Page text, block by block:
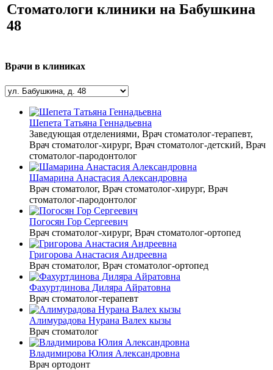
звонок
клиники
Стоматологи клиники на Бабушкина
48
Врачи в клиниках
Шепета Татьяна Геннадьевна
Заведующая отделениями, Врач стоматолог-терапевт,
Врач стоматолог-хирург, Врач стоматолог-детский, Врач
стоматолог-пародонтолог
Шамарина Анастасия Александровна
Врач стоматолог, Врач стоматолог-хирург, Врач
стоматолог-пародонтолог
Погосян Гор Сергеевич
Врач стоматолог-хирург, Врач стоматолог-ортопед
Григорова Анастасия Андреевна
Врач стоматолог, Врач стоматолог-ортопед
Фахуртдинова Диляра Айратовна
Врач стоматолог-терапевт
Алимурадова Нурана Валех кызы
Врач стоматолог
Владимирова Юлия Александровна
Врач ортодонт